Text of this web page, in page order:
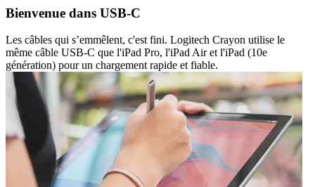
Bienvenue dans USB-C
Les câbles qui s’emmêlent, c'est fini. Logitech Crayon utilise le
même câble USB-C que l'iPad Pro, l'iPad Air et l'iPad (10e
génération) pour un chargement rapide et fiable.